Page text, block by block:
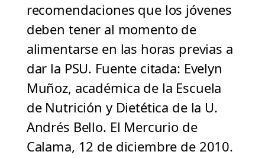
recomendaciones que los jóvenes
deben tener al momento de
alimentarse en las horas previas a
dar la PSU. Fuente citada: Evelyn
Muñoz, académica de la Escuela
de Nutrición y Dietética de la U.
Andrés Bello. El Mercurio de
Calama, 12 de diciembre de 2010.